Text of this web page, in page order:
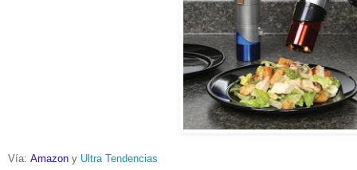
Vía: Amazon y Ultra Tendencias